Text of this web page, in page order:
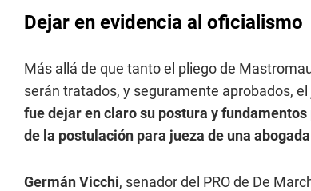
Dejar en evidencia al oficialismo
Más allá de que tanto el pliego de
serán tratados, y seguramente aprobados, el
fue dejar en claro su postura y
de la postulación para jueza de una
Germán Vicchi, senador del PRO de De